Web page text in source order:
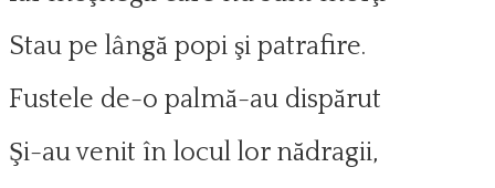
Stau pe lângă popi şi patrafire.
Fustele de-o palmă-au dispărut
Şi-au venit în locul lor nădragii,